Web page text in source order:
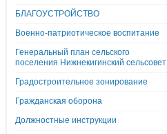
БЛАГОУСТРОЙСТВО
Военно-патриотическое воспитание
Генеральный план сельского
поселения Нижнекигинский сельсовет
Градостроительное зонирование
Гражданская оборона
Должностные инструкции